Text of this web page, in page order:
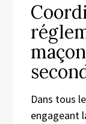
Dans tous
engageant